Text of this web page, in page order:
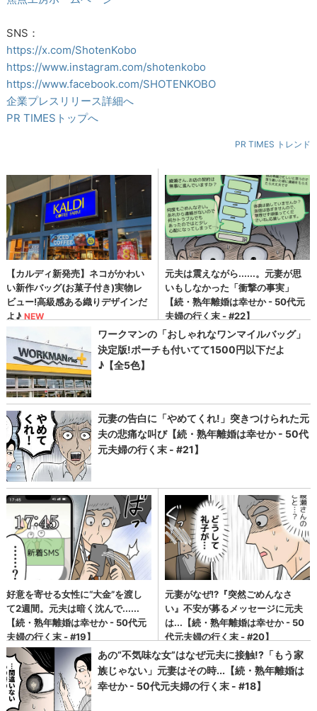
SNS：
https://x.com/ShotenKobo
https://www.instagram.com/shotenkobo
https://www.facebook.com/SHOTENKOBO
企業プレスリリース詳細へ
PR TIMESトップへ
PR TIMES トレンド